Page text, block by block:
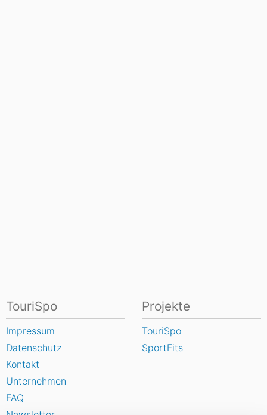
TouriSpo
Impressum
Datenschutz
Kontakt
Unternehmen
FAQ
Projekte
TouriSpo
SportFits